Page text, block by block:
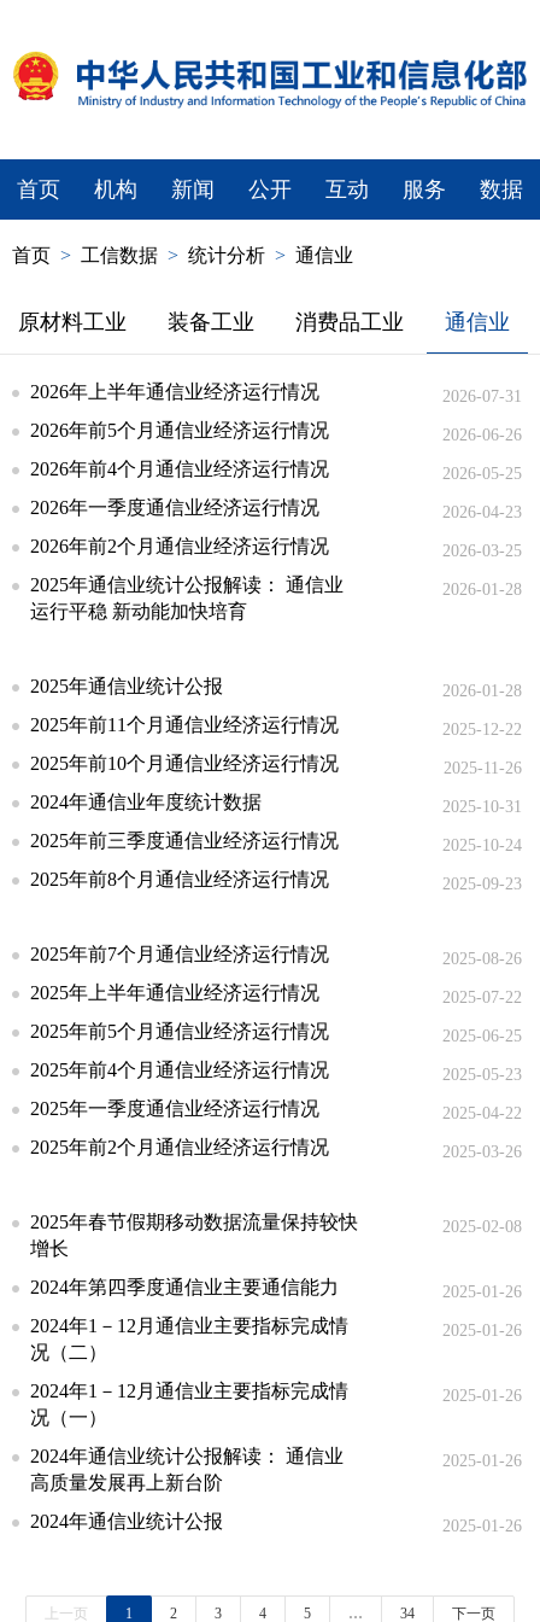
首页 机构 新闻 公开 互动 服务 数据
首页 > 工信数据 > 统计分析 > 通信业
原材料工业 装备工业 消费品工业 通信业
2026年上半年通信业经济运行情况 2026-07-31
2026年前5个月通信业经济运行情况 2026-06-26
2026年前4个月通信业经济运行情况 2026-05-25
2026年一季度通信业经济运行情况 2026-04-23
2026年前2个月通信业经济运行情况 2026-03-25
2025年通信业统计公报解读： 通信业
运行平稳 新动能加快培育
2026-01-28
2025年通信业统计公报 2026-01-28
2025年前11个月通信业经济运行情况 2025-12-22
2025年前10个月通信业经济运行情况 2025-11-26
2024年通信业年度统计数据 2025-10-31
2025年前三季度通信业经济运行情况 2025-10-24
2025年前8个月通信业经济运行情况 2025-09-23
2025年前7个月通信业经济运行情况 2025-08-26
2025年上半年通信业经济运行情况 2025-07-22
2025年前5个月通信业经济运行情况 2025-06-25
2025年前4个月通信业经济运行情况 2025-05-23
2025年一季度通信业经济运行情况 2025-04-22
2025年前2个月通信业经济运行情况 2025-03-26
2025年春节假期移动数据流量保持较快
增长
2025-02-08
2024年第四季度通信业主要通信能力 2025-01-26
2024年1－12月通信业主要指标完成情
况（二）
2025-01-26
2024年1－12月通信业主要指标完成情
况（一）
2025-01-26
2024年通信业统计公报解读： 通信业
高质量发展再上新台阶
2025-01-26
2024年通信业统计公报 2025-01-26
上一页 1 2 3 4 5 … 34 下一页